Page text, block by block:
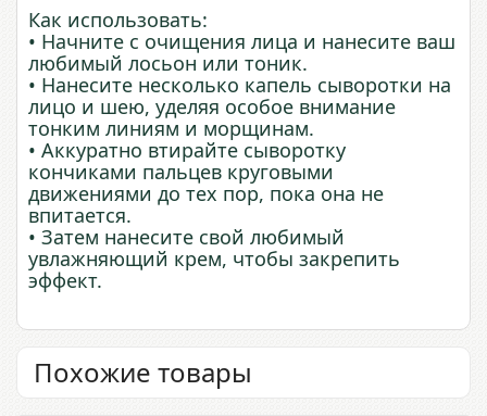
Как использовать:
• Начните с очищения лица и нанесите ваш
любимый лосьон или тоник.
• Нанесите несколько капель сыворотки на
лицо и шею, уделяя особое внимание
тонким линиям и морщинам.
• Аккуратно втирайте сыворотку
кончиками пальцев круговыми
движениями до тех пор, пока она не
впитается.
• Затем нанесите свой любимый
увлажняющий крем, чтобы закрепить
эффект.
Похожие товары